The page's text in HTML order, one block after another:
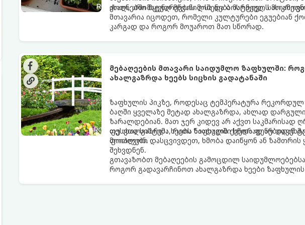
ახალ, არომატულ მწვანილსა და ბოსტნეულს
ქოთნებში მცენარეების მოშენება მარტივი,
მთავარია იცოდეთ, რომელი კულტურები ეგუებიან
კარგად და როგორ მოუაროთ მათ სწორად.
მებაღეების მთავარი საიდუმლო ზაფხულში:
ახალგაზრდა ხეებს სიცხის გადატანაში
ზაფხულის პიკზე, როდესაც ტემპერატურა რეკორდულ
ბაღში ყველაზე მეტად ახალგაზრდა, ახლად
ზარალდებიან. მათ ჯერ კიდევ არ აქვთ საკმარისად
ფესვთა სისტემა, რათა ნიადაგის ქვედა ფენებიდან
მოიპოვონ.
თუ ახალგაზრდა ხეებს ზაფხულში სწორად არ
ფოთლები დასცვივდეთ, ხმობა დაიწყონ ან ზამთრის
შეხვდნენ.
გთავაზობთ მებაღეების გამოცდილ
როგორ გადავარჩინოთ ახალგაზრდა ხეები ზაფხულის